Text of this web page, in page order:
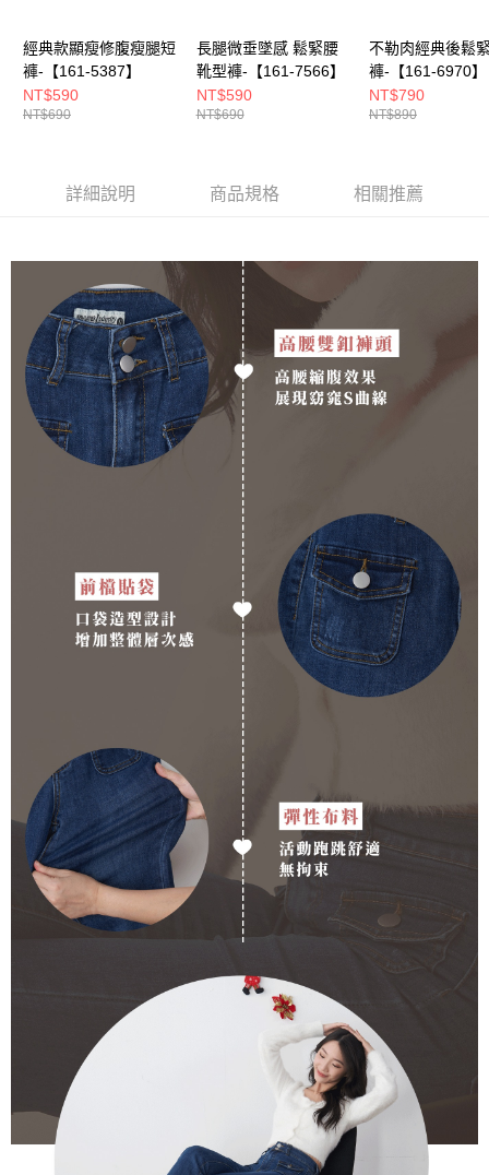
經典款顯瘦修腹瘦腿短
褲-【161-5387】
NT$590
NT$690
長腿微垂墜感 鬆緊腰
靴型褲-【161-7566】
NT$590
NT$690
不勒肉經典後鬆
褲-【161-6970】
NT$790
NT$890
詳細說明 商品規格 相關推薦